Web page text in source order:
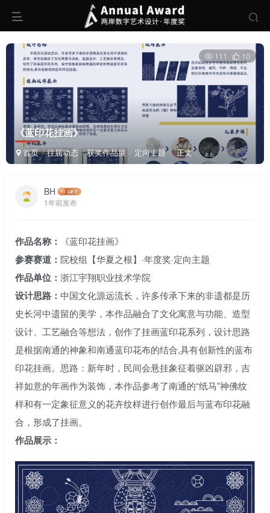
《蓝印花挂画》
首页 往届动态 获奖作品展 定向主题 正文
111 10
BH
1年前发布
作品名称： 《蓝印花挂画》
参赛赛道： 院校组【华夏之根】·年度奖·定向主题
作品单位： 浙江宇翔职业技术学院
设计思路： 中国文化源远流长，许多传承下来的非遗都是历
史长河中遗留的美学，本作品融合了文化寓意与功能、造型
设计、工艺融合等想法，创作了挂画蓝印花系列，设计思路
是根据南通的神象和南通蓝印花布的结合,具有创新性的蓝布
印花挂画。思路：新年时，民间会悬挂象征着驱凶辟邪，吉
祥如意的年画作为装饰，本作品参考了南通的“纸马”神佛纹
样和有一定象征意义的花卉纹样进行创作最后与蓝布印花融
合，形成了挂画。
作品展示：